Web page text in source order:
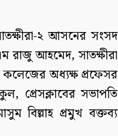
২ আসনের সংসদ
রাজু আহমেদ, সাতক্ষীরা
অধ্যক্ষ প্রফেসর
প্রেসক্লাবের সভাপতি
বিল্লাহ প্রমুখ বক্তব্য